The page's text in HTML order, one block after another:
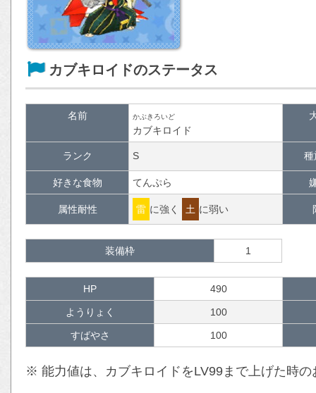
カブキロイドのステータス
名前 かぶきろいど
カブキロイド
ランク S 種
好きな食物 てんぷら
属性耐性 雷 に強く 土 に弱い
装備枠 1
HP 490
ようりょく 100
すばやさ 100
※ 能力値は、カブキロイドをLV99まで上げた時